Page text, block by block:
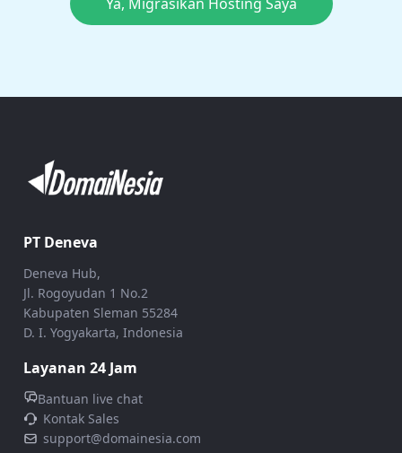
PT Deneva
Deneva Hub,
Jl. Rogoyudan 1 No.2
Kabupaten Sleman 55284
D. I. Yogyakarta, Indonesia
Layanan 24 Jam
Bantuan live chat
Kontak Sales
support@domainesia.com